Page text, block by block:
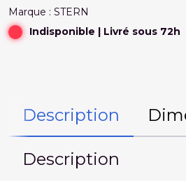
Marque : STERN
Indisponible | Livré sous 72h
Description
Description